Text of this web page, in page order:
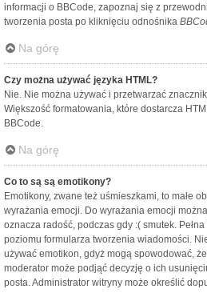
informacji o BBCode, zapoznaj się z
tworzenia posta po kliknięciu odnośnika
Na górę
Czy można używać języka HTML?
Nie. Nie można używać i przetwarzać
Większość formatowania, które dostarcza
BBCode.
Na górę
Co to są są emotikony?
Emotikony, zwane też uśmieszkami, to małe
wyrażania emocji. Do wyrażania emocji
oznacza radość, podczas gdy :( smutek.
poziomu formularza tworzenia wiadomości.
używać emotikon, gdyż mogą spowodować,
moderator może podjąć decyzję o ich
posta. Administrator witryny może określić